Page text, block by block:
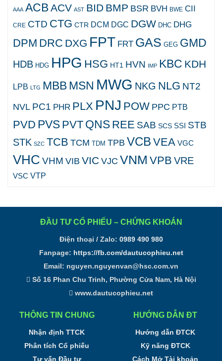
AAA ACBACV AST BID BMP BSR BVH BWE CII
CRE CTD CTG CTR DCM DGC DGW DHC DHG
DPM DRC DXG FPT FRT GAS GEG GMD
HDB HDG HPG HSG HT1 HVN IMP KBC KDH
LPB LTG MBBMSN MWG NKG NLG NT2
NVL PC1 PHR PLX PNJ POW PPC PTB
PVD PVS PVT QNS REE SAB SCS SSI STB
STK SZC TCB TCM TDM TPB VCB VEA VGC
VHC VHM VIB VICVJC VNM VPB VRE
VSC VTP
ĐẦU TƯ CỔ PHIẾU – CHỨNG KHOÁN
Điện thoại / Zalo: 0989 490 980
Fanpage: https://fb.com/dautucophieu.net
Email: nguyen.nguyenvan@hsc.com.vn
Số 16 Phan Chu Trinh, Phường Cửa Nam, Hà Nội
www.dautucophieu.net
THÔNG TIN CHUNG
Nhận định TTCK
Phân tích Cổ phiếu
Tư vấn Đầu tư
HƯỚNG DẪN ĐT
Hướng dẫn ĐTCK
Kỹ năng ĐTCK
Cách Mở Tài khoản